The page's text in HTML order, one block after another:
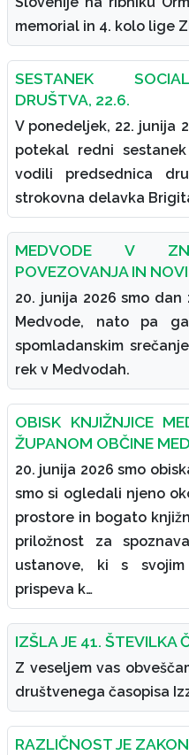
memorial in 4. kolo lige
SESTANEK
DRUŠTVA, 22.6.
V ponedeljek, 22. junija
potekal redni
vodili predsednica
strokovna delavka
MEDVODE V
POVEZOVANJA IN
20. junija 2026 smo
Medvode, nato pa
spomladanskim
rek v Medvodah.
OBISK KNJIŽNJICE
ŽUPANOM OBČINE
20. junija 2026 smo
smo si ogledali njeno
prostore in bogato
priložnost za
ustanove, ki s svojim
prispeva k…
IZŠLA JE 41. ŠTEVILKA
Z veseljem vas
društvenega časopisa
RAZLIČNOST JE